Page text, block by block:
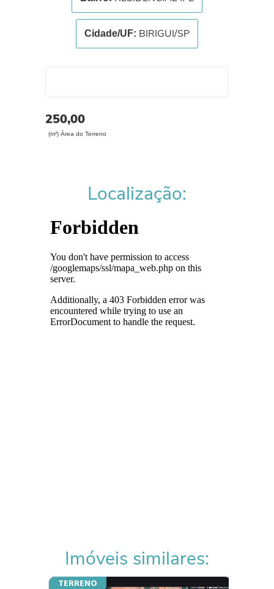
Cidade/UF: BIRIGUI/SP
250,00
(m²) Área do Terreno
Localização:
Imóveis similares:
TERRENO